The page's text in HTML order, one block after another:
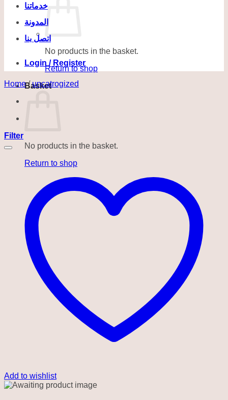
No products in the basket.
Return to shop
Basket
No products in the basket.
Return to shop
خدماتنا
المدونة
اتصل بنا
Login / Register
Home / uncatrogized
Filter
Add to wishlist